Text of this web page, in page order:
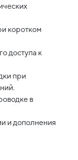
коротком
доступа к
при
в
и дополнения